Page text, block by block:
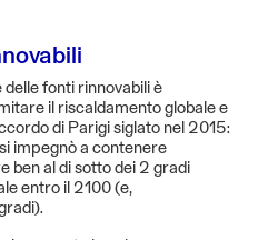
delle fonti rinnovabili è
il riscaldamento globale e
di Parigi siglato nel 2015:
impegnò a contenere
ben al di sotto dei 2 gradi
entro il 2100 (e,